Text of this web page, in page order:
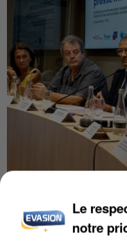
INCENDIES :
DE SOLIDARITÉ
Le
notre